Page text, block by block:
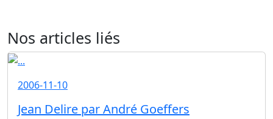
Nos articles liés
2006-11-10
Jean Delire par André Goeffers